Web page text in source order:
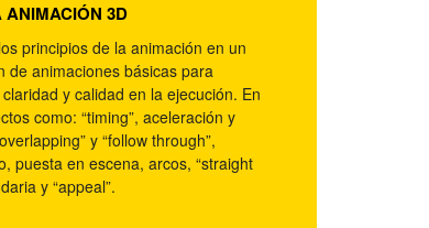
3D
principios de la animación en un
de animaciones básicas para
y calidad en la ejecución. En
como: “timing”, aceleración y
y “follow through”,
puesta en escena, arcos, “straight
y “appeal”.